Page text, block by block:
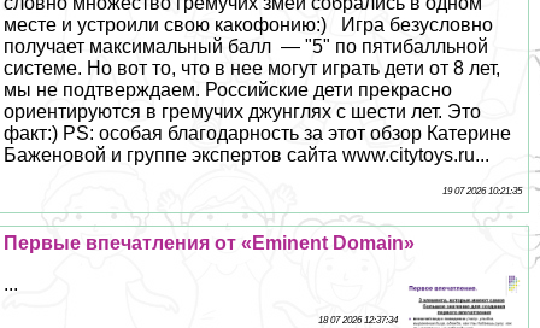
месте и устроили свою какофонию:) Игра безусловно
получает максимальный балл — "5" по пятибалльной
системе. Но вот то, что в нее могут играть дети от 8 лет,
мы не подтверждаем. Российские дети прекрасно
ориентируются в гремучих джунглях с шести лет. Это
факт:) PS: особая благодарность за этот обзор Катерине
Баженовой и группе экспертов сайта www.citytoys.ru...
19 07 2026 10:21:35
Первые впечатления от «Eminent Domain»
...
18 07 2026 12:37:34